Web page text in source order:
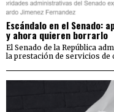
Escándalo en el Senado:
y ahora quieren borrarlo
El Senado de la República
la prestación de servicios de